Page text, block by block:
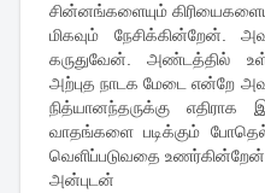
சின்னங்களையும்
மிகவும் நேசிக்கின்றேன்.
கருதுவேன். அண்டத்தில்
அற்புத நாடக மேடை என்றே
நித்யானந்தருக்கு
வாதங்களை படிக்கும்
வெளிப்படுவதை உணர்கின்றேன்.
அன்புடன்